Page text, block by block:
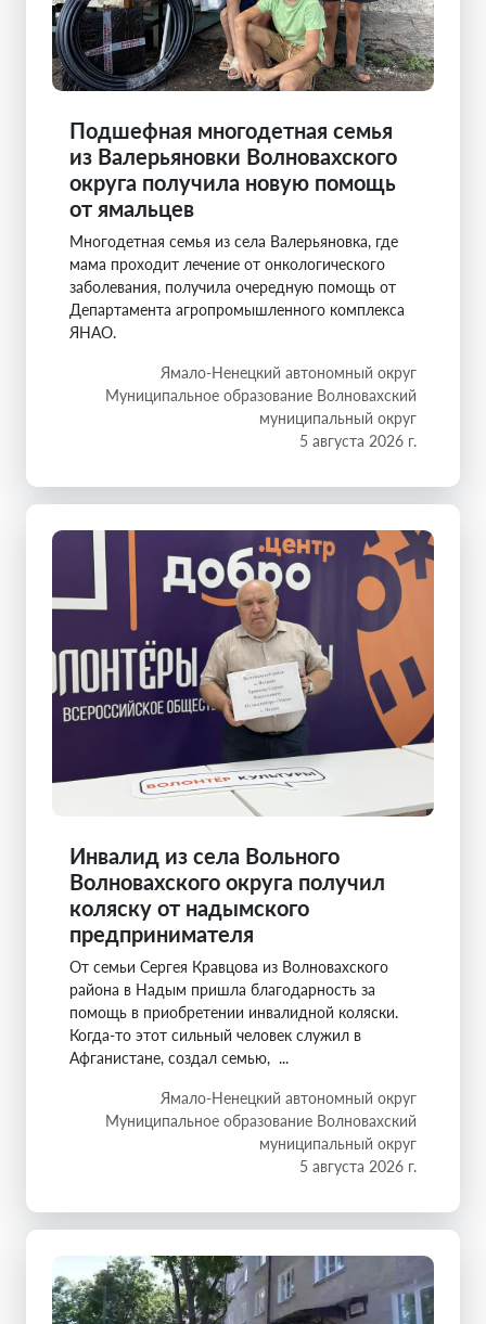
Подшефная многодетная семья
из Валерьяновки Волновахского
округа получила новую помощь
от ямальцев
Многодетная семья из села Валерьяновка, где
мама проходит лечение от онкологического
заболевания, получила очередную помощь от
Департамента агропромышленного комплекса
ЯНАО.
Ямало-Ненецкий автономный округ
Муниципальное образование Волновахский
муниципальный округ
5 августа 2026 г.
Инвалид из села Вольного
Волновахского округа получил
коляску от надымского
предпринимателя
От семьи Сергея Кравцова из Волновахского
района в Надым пришла благодарность за
помощь в приобретении инвалидной коляски.
Когда-то этот сильный человек служил в
Афганистане, создал семью, ...
Ямало-Ненецкий автономный округ
Муниципальное образование Волновахский
муниципальный округ
5 августа 2026 г.